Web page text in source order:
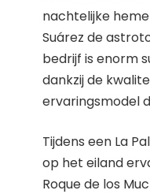
nachtelijke
Suárez de
bedrijf is enorm
dankzij de
ervaringsmodel
Tijdens een La
op het eiland
Roque de los